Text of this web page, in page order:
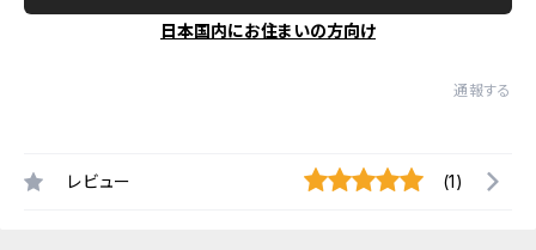
日本国内にお住まいの方向け
通報する
レビュー (1)